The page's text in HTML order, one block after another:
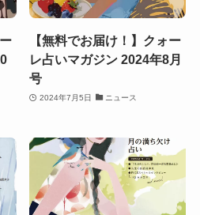
【無料でお届け！】クォー
レ占いマガジン 2024年8月
号
2024年7月5日 ニュース